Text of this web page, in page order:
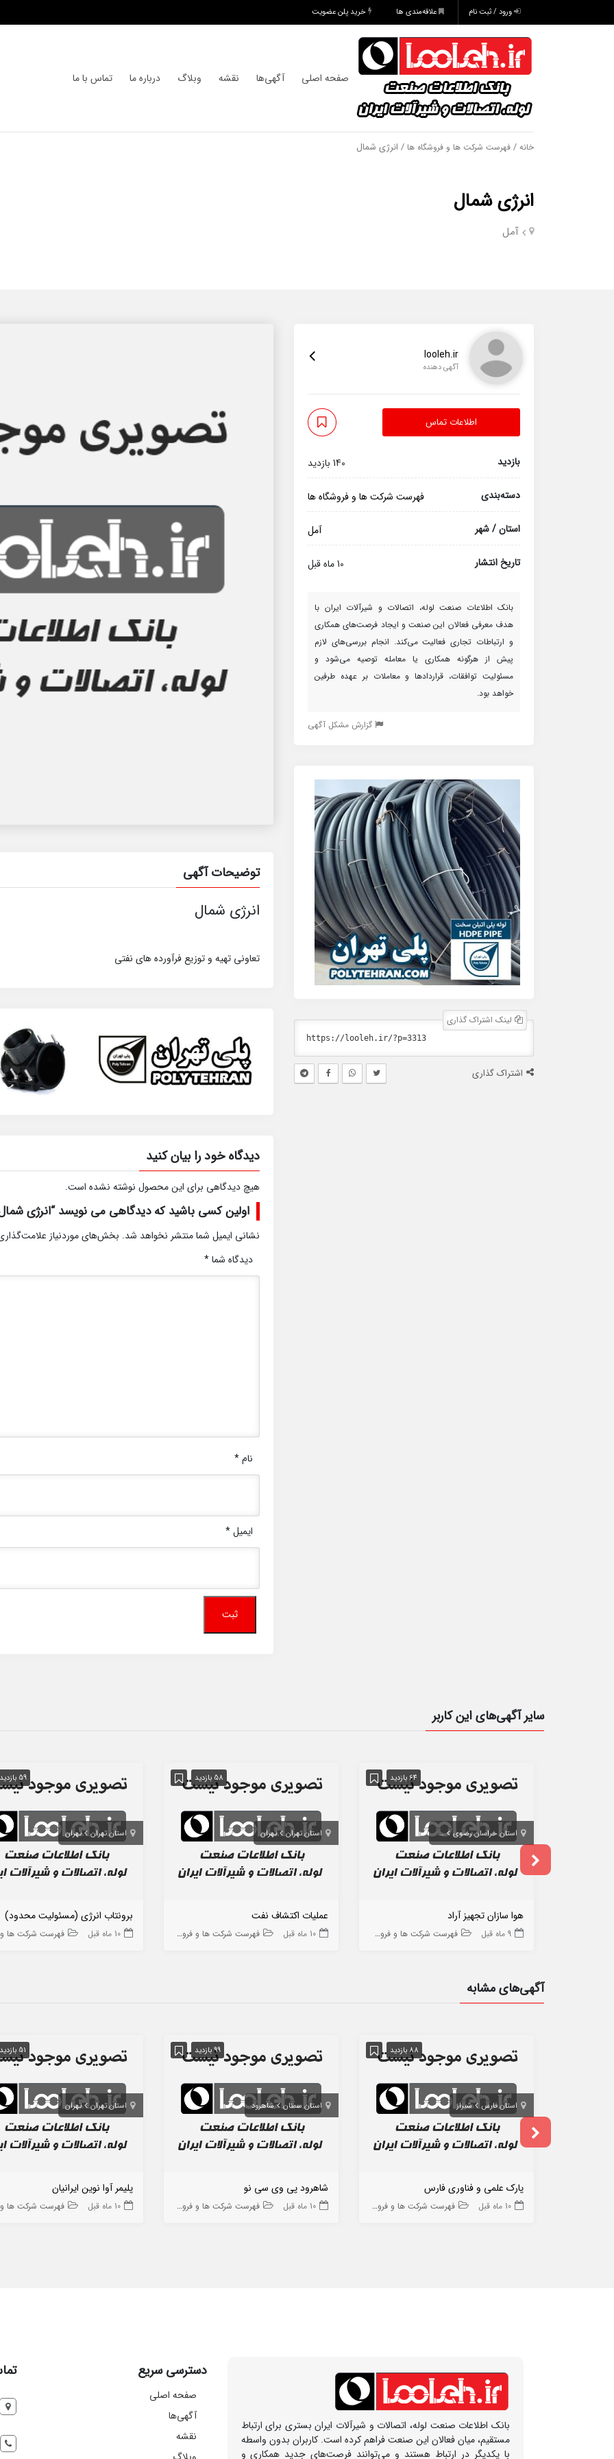
ورود / ثبت نام علاقه‌مندی ها خرید پلن عضویت
صفحه اصلی آگهی‌ها نقشه وبلاگ درباره ما تماس با ما
خانه / فهرست شرکت ها و فروشگاه ها / انرژی شمال
انرژی شمال
آمل
looleh.ir
آگهی دهنده
اطلاعات تماس
بازدید 140 بازدید
دسته‌بندی فهرست شرکت ها و فروشگاه ها
استان / شهر آمل
تاریخ انتشار 10 ماه قبل
بانک اطلاعات صنعت لوله، اتصالات و شیرآلات ایران با
هدف معرفی فعالان این صنعت و ایجاد فرصت‌های همکاری
و ارتباطات تجاری فعالیت می‌کند. انجام بررسی‌های لازم
پیش از هرگونه همکاری یا معامله توصیه می‌شود و
مسئولیت توافقات، قراردادها و معاملات بر عهده طرفین
خواهد بود.
گزارش مشکل آگهی
لینک اشتراک گذاری
اشتراک گذاری
توضیحات آگهی
انرژی شمال
تعاونی تهیه و توزیع فرآورده های نفتی
دیدگاه خود را بیان کنید
هیچ دیدگاهی برای این محصول نوشته نشده است.
اولین کسی باشید که دیدگاهی می نویسد “انرژی
نشانی ایمیل شما منتشر نخواهد شد. بخش‌های موردنیاز
دیدگاه شما*
نام*
ایمیل*
سایر آگهی‌های این کاربر
64 بازدید
استان خراسان رضوی مشهد
هوا سازان تجهیز آراد
9 ماه قبل فهرست شرکت ها و فروشگاه ها
58 بازدید
استان تهران تهران
عملیات اکتشاف نفت
10 ماه قبل فهرست شرکت ها و فروشگاه ها
59 بازدید
استان تهران تهران
برونتاب انرژی (مسئولیت محدود)
10 ماه قبل فهرست شرکت ها و
آگهی‌های مشابه
88 بازدید
استان فارس شیراز
پارک علمی و فناوری فارس
10 ماه قبل فهرست شرکت ها و فروشگاه ها
99 بازدید
استان سمنان شاهرود
شاهرود پی وی سی نو
10 ماه قبل فهرست شرکت ها و فروشگاه ها
51 بازدید
استان تهران تهران
پلیمر آوا نوین ایرانیان
10 ماه قبل فهرست شرکت ها و
بانک اطلاعات صنعت لوله، اتصالات و شیرآلات ایران بستری برای ارتباط
مستقیم، میان فعالان این صنعت فراهم کرده است. کاربران بدون واسطه
با یکدیگر در ارتباط هستند و می‌توانند فرصت‌های جدید همکاری و
دسترسی سریع
صفحه اصلی
آگهی‌ها
نقشه